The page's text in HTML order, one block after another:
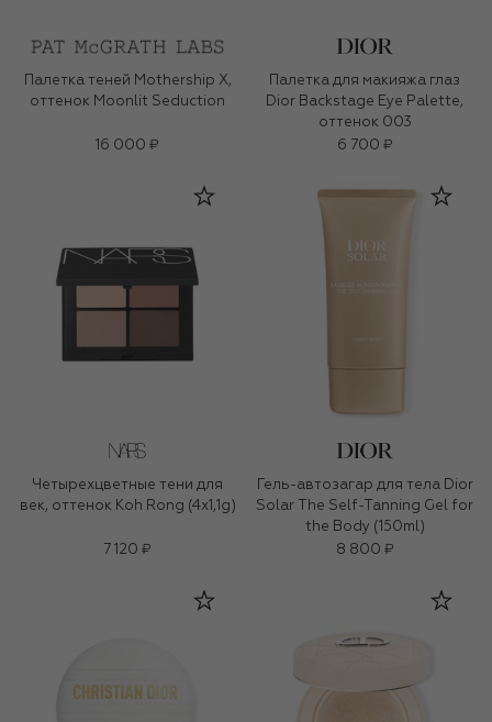
Палетка теней Mothership X,
оттенок Moonlit Seduction
16 000 ₽
Палетка для макияжа глаз
Dior Backstage Eye Palette,
оттенок 003
6 700 ₽
Четырехцветные тени для
век, оттенок Koh Rong (4x1,1g)
7 120 ₽
Гель-автозагар для тела Dior
Solar The Self-Tanning Gel for
the Body (150ml)
8 800 ₽